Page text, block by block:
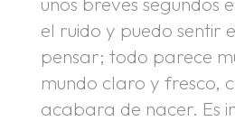
el ruido y puedo sentir
pensar; todo parece
mundo claro y fresco,
acabara de nacer. Es